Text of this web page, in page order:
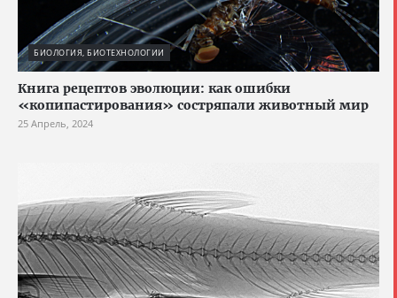
БИОЛОГИЯ, БИОТЕХНОЛОГИИ
Книга рецептов эволюции: как ошибки
«копипастирования» состряпали животный мир
25 Апрель, 2024